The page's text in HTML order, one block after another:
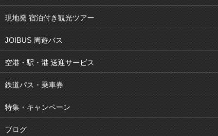
現地発 宿泊付き観光ツアー
JOIBUS 周遊バス
空港・駅・港 送迎サービス
鉄道パス・乗車券
特集・キャンペーン
ブログ